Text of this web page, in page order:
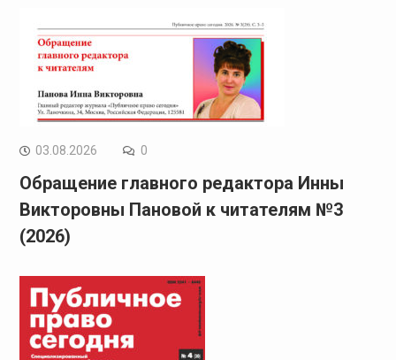
03.08.2026 0
Обращение главного редактора Инны
Викторовны Пановой к читателям №3
(2026)